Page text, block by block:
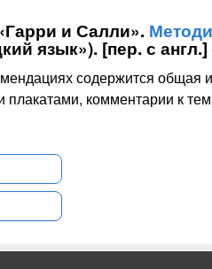
и Салли».
язык»). [пер. с
содержится
комментарии к